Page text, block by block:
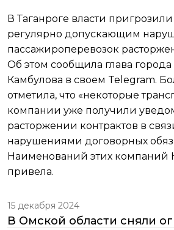
В Таганроге власти
регулярно допускающим
пассажироперевозок
Об этом сообщила глава города
Камбулова в своем Telegram.
отметила, что «некоторые
компании уже получили
расторжении контрактов в
нарушениями договорных
Наименований этих компаний
привела.
15 декабря 2024
В Омской области сняли